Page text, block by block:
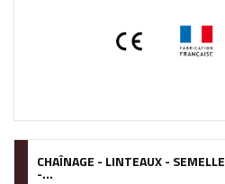
CHAÎNAGE - LINTEAUX - SEMELLE
-...